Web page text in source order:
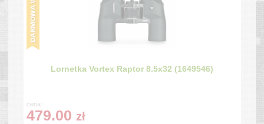
Lornetka Vortex Raptor 8.5x32 (1649546)
cena:
479.00 zł